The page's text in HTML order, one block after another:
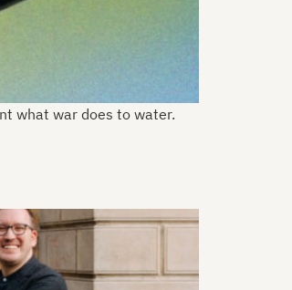
what war does to water.